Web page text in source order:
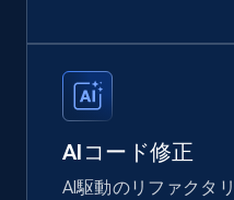
AIコード修正
AI駆動のリファクタ